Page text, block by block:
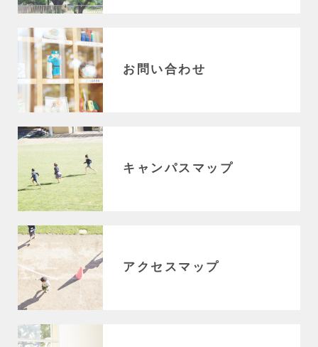
ICTを活用した授業
国内短期留学
SCHOOL LIFE
スクールライフ
スクールカレンダー
1日の流れ
クラブ活動
総合活動
施設・設備紹介
制服紹介
安全な生活への取り組み
健康な学校生活への取り組み
毎日の食事に心をこめて
ADMISSION
入試・入学案内
お問い合わせ
キャンパスマップ
アクセスマップ